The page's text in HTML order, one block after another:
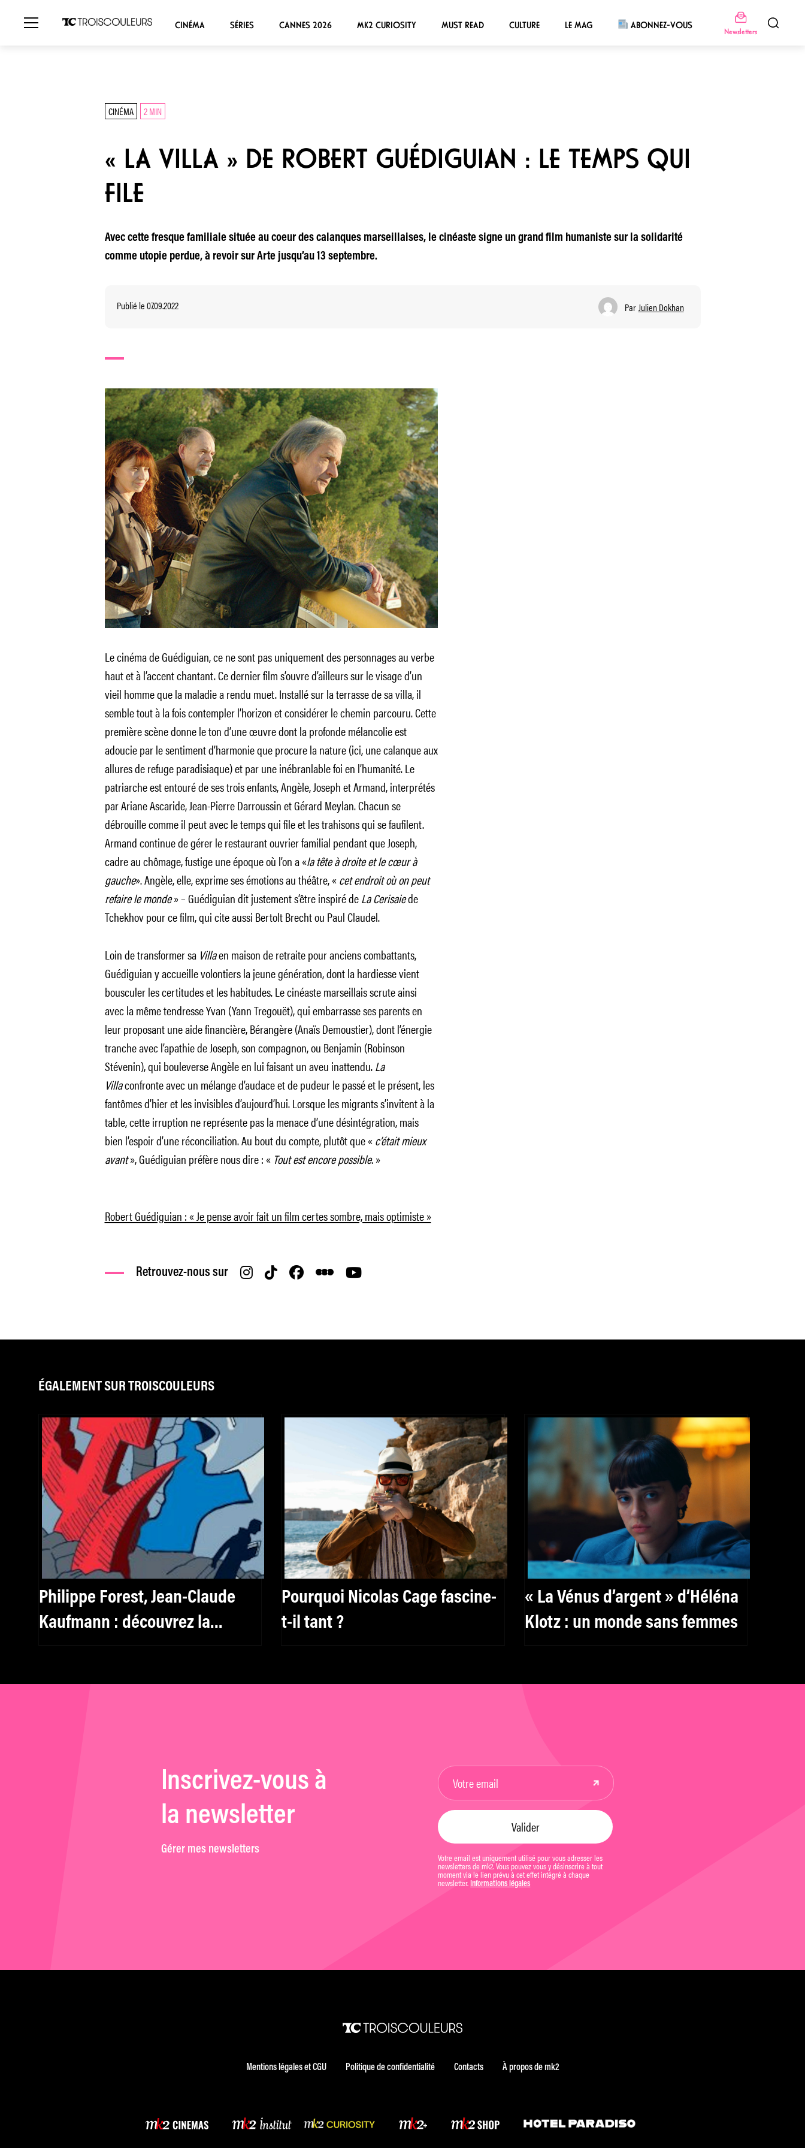
CINÉMA SÉRIES CANNES 2026 MK2 CURIOSITY MUST READ CULTURE LE MAG ABONNEZ-VOUS
Newsletters
CINÉMA 2 MIN
« LA VILLA » DE ROBERT GUÉDIGUIAN : LE TEMPS QUI
FILE
Avec cette fresque familiale située au coeur des calanques marseillaises, le cinéaste signe un grand film humaniste sur la solidarité
comme utopie perdue, à revoir sur Arte jusqu’au 13 septembre.
Publié le 07.09.2022 Par Julien Dokhan
Le cinéma de Guédiguian, ce ne sont pas uniquement des personnages au verbe
haut et à l’accent chantant. Ce dernier film s’ouvre d’ailleurs sur le visage d’un
vieil homme que la maladie a rendu muet. Installé sur la terrasse de sa villa, il
semble tout à la fois contempler l’horizon et considérer le chemin parcouru. Cette
première scène donne le ton d’une œuvre dont la profonde mélancolie est
adoucie par le sentiment d’harmonie que procure la nature (ici, une calanque aux
allures de refuge paradisiaque) et par une inébranlable foi en l’humanité. Le
patriarche est entouré de ses trois enfants, Angèle, Joseph et Armand, interprétés
par Ariane Ascaride, Jean-Pierre Darroussin et Gérard Meylan. Chacun se
débrouille comme il peut avec le temps qui file et les trahisons qui se faufilent.
Armand continue de gérer le restaurant ouvrier familial pendant que Joseph,
cadre au chômage, fustige une époque où l’on a «la tête à droite et le cœur à
gauche». Angèle, elle, exprime ses émotions au théâtre, «cet endroit où on peut
refaire le monde» – Guédiguian dit justement s’être inspiré deLa Cerisaiede
Tchekhov pour ce film, qui cite aussi Bertolt Brecht ou Paul Claudel.
Loin de transformer sa Villaen maison de retraite pour anciens combattants,
Guédiguian y accueille volontiers la jeune génération, dont la hardiesse vient
bousculer les certitudes et les habitudes. Le cinéaste marseillais scrute ainsi
avec la même tendresse Yvan (Yann Tregouët), qui embarrasse ses parents en
leur proposant une aide financière, Bérangère (Anaïs Demoustier), dont l’énergie
tranche avec l’apathie de Joseph, son compagnon, ou Benjamin (Robinson
Stévenin), qui bouleverse Angèle en lui faisant un aveu inattendu.La
Villaconfronte avec un mélange d’audace et de pudeur le passé et le présent, les
fantômes d’hier et les invisibles d’aujourd’hui. Lorsque les migrants s’invitent à la
table, cette irruption ne représente pas la menace d’une désintégration, mais
bien l’espoir d’une réconciliation. Au bout du compte, plutôt que «c’était mieux
avant», Guédiguian préfère nous dire : « Tout est encore possible.»
Robert Guédiguian : « Je pense avoir fait un film certes sombre, mais optimiste »
Retrouvez-nous sur
ÉGALEMENT SUR TROISCOULEURS
Philippe Forest, Jean-Claude
Kaufmann : découvrez la
Pourquoi Nicolas Cage fascine-
t-il tant ?
« La Vénus d’argent » d’Héléna
Klotz : un monde sans femmes
Inscrivez-vous à
la newsletter
Gérer mes newsletters
Votre email est uniquement utilisé pour vous adresser les
newsletters de mk2. Vous pouvez vous y désinscrire à tout
moment via le lien prévu à cet effet intégré à chaque
newsletter. Informations légales
Mentions légales et CGU Politique de confidentialité Contacts À propos de mk2